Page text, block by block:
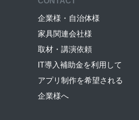
企業様・自治体様
家具関連会社様
取材・講演依頼
IT導入補助金を利用して
アプリ制作を希望される
企業様へ